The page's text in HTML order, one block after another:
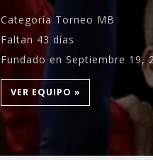
Categoría Torneo MB
Faltan 43 días
Fundado en Septiembre 19,
VER EQUIPO »